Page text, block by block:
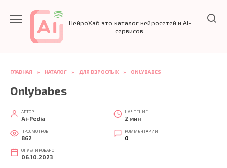
содержанию
НейроХаб это каталог нейросетей и AI-
сервисов.
ГЛАВНАЯ » КАТАЛОГ » ДЛЯ ВЗРОСЛЫХ » ONLYBABES
Onlybabes
АВТОР
Ai-Pedia
НА ЧТЕНИЕ
2 мин
ПРОСМОТРОВ
862
КОММЕНТАРИИ
0
ОПУБЛИКОВАНО
06.10.2023